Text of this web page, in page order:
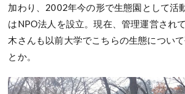
加わり、2002年今の形で生態園として活
はNPO法人を設立。現在、管理運営され
木さんも以前大学でこちらの生態につい
とか。